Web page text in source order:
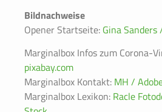
Bildnachweise
Opener Startseite: Gina Sanders
Marginalbox Infos zum Corona-
pixabay.com
Marginalbox Kontakt: MH /
Marginalbox Lexikon: Racle